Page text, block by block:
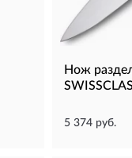
Нож
5 374 руб.